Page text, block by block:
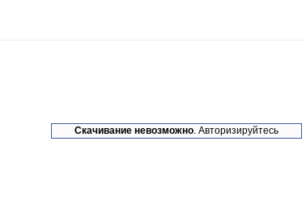
Скачивание невозможно . Авторизируйтесь